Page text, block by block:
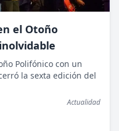
el Otoño
Polifónico con un
la sexta edición del
Actualidad